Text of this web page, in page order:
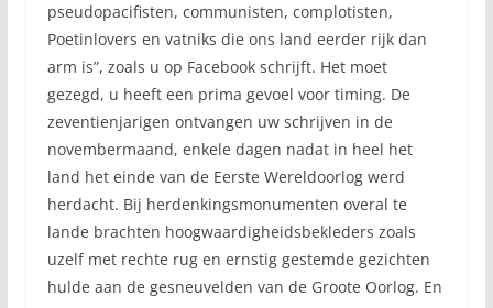
pseudopacifisten, communisten, complotisten,
Poetinlovers en vatniks die ons land eerder rijk dan
arm is”, zoals u op Facebook schrijft. Het moet
gezegd, u heeft een prima gevoel voor timing. De
zeventienjarigen ontvangen uw schrijven in de
novembermaand, enkele dagen nadat in heel het
land het einde van de Eerste Wereldoorlog werd
herdacht. Bij herdenkingsmonumenten overal te
lande brachten hoogwaardigheidsbekleders zoals
uzelf met rechte rug en ernstig gestemde gezichten
hulde aan de gesneuvelden van de Groote Oorlog. En